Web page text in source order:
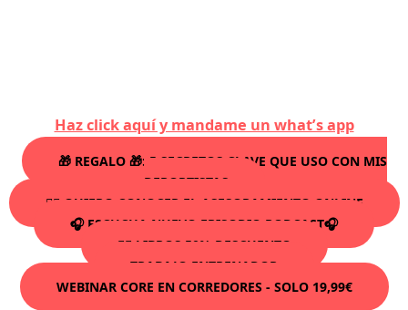
Haz click aquí y mandame un what’s app
🎁 REGALO 🎁: 5 SECRETOS CLAVE QUE USO CON MIS
DEPORTISTAS
🏃‍♂️ QUIERO CONOCER EL ASESORAMIENTO ONLINE
🎧 ESCUCHA NUEVO EPISODIO PODCAST🎧
🏃‍♂️ LIBROS 50% DESCUENTO
TRABAJO ENTRENADOR
WEBINAR CORE EN CORREDORES - SOLO 19,99€